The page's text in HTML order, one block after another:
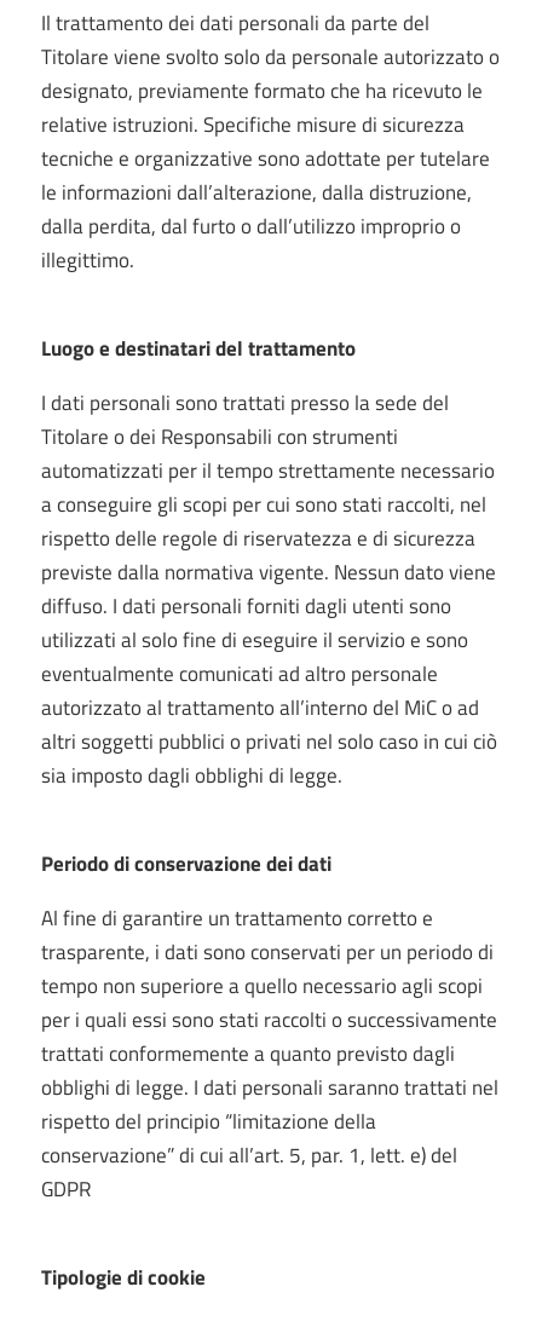
Il trattamento dei dati personali da parte del
Titolare viene svolto solo da personale autorizzato o
designato, previamente formato che ha ricevuto le
relative istruzioni. Specifiche misure di sicurezza
tecniche e organizzative sono adottate per tutelare
le informazioni dall’alterazione, dalla distruzione,
dalla perdita, dal furto o dall’utilizzo improprio o
illegittimo.
Luogo e destinatari del trattamento
I dati personali sono trattati presso la sede del
Titolare o dei Responsabili con strumenti
automatizzati per il tempo strettamente necessario
a conseguire gli scopi per cui sono stati raccolti, nel
rispetto delle regole di riservatezza e di sicurezza
previste dalla normativa vigente. Nessun dato viene
diffuso. I dati personali forniti dagli utenti sono
utilizzati al solo fine di eseguire il servizio e sono
eventualmente comunicati ad altro personale
autorizzato al trattamento all’interno del MiC o ad
altri soggetti pubblici o privati nel solo caso in cui ciò
sia imposto dagli obblighi di legge.
Periodo di conservazione dei dati
Al fine di garantire un trattamento corretto e
trasparente, i dati sono conservati per un periodo di
tempo non superiore a quello necessario agli scopi
per i quali essi sono stati raccolti o successivamente
trattati conformemente a quanto previsto dagli
obblighi di legge. I dati personali saranno trattati nel
rispetto del principio “limitazione della
conservazione” di cui all’art. 5, par. 1, lett. e) del
GDPR
Tipologie di cookie